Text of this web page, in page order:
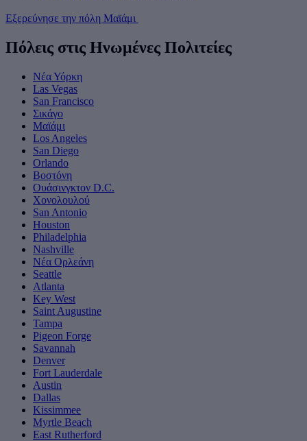
Εξερεύνησε την πόλη Μαϊάμι
Πόλεις στις Ηνωμένες Πολιτείες
Νέα Υόρκη
Las Vegas
San Francisco
Σικάγο
Μαϊάμι
Los Angeles
San Diego
Orlando
Βοστόνη
Ουάσινγκτον D.C.
Χονολουλού
San Antonio
Houston
Philadelphia
Nashville
Νέα Ορλεάνη
Seattle
Atlanta
Key West
Saint Augustine
Tampa
Pigeon Forge
Savannah
Denver
Fort Lauderdale
Austin
Dallas
Kissimmee
Myrtle Beach
East Rutherford